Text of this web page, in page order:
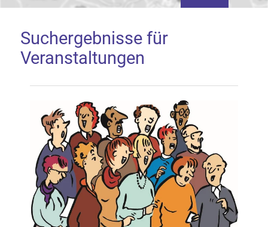
Google Map laden
Mit dem Laden der Karte akzeptieren Sie, dass die
Anwendung Google Maps beim Aktivieren von
Inhalten Cookies auf Ihrem Gerät setzt, z.B. zwecks
Reichweitenmessung und profilbasierter Werbung.
Näheres s.
zur Datenschutzerklärung
Hier können Sie Ihre Cookie-
Suchergebnisse für
Veranstaltungen